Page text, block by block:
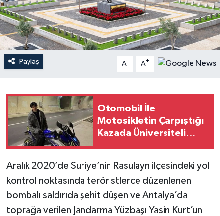
Paylaş A- A+
Otomobil İle
Motosikletin Çarpıştığı
Kazada Üniversiteli
Aralık 2020’de Suriye’nin Rasulayn ilçesindeki yol
kontrol noktasında teröristlerce düzenlenen
bombalı saldırıda şehit düşen ve Antalya’da
toprağa verilen Jandarma Yüzbaşı Yasin Kurt’un
Magazin
Öğle Bülteni
Sağlık
Sosyal medya
Spor
Televizyon
Turizm